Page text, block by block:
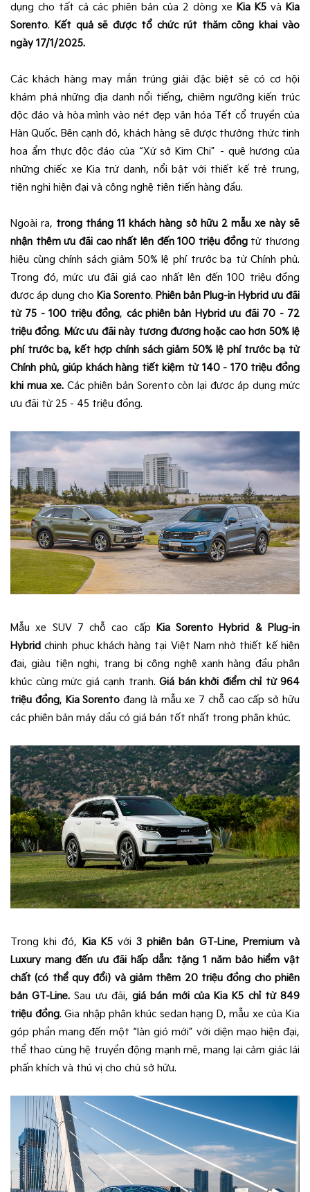
dụng cho tất cả các phiên bản của 2 dòng xe Kia K5 và Kia
Sorento. Kết quả sẽ được tổ chức rút thăm công khai vào
ngày 17/1/2025.
Các khách hàng may mắn trúng giải đặc biệt sẽ có cơ hội
khám phá những địa danh nổi tiếng, chiêm ngưỡng kiến trúc
độc đáo và hòa mình vào nét đẹp văn hóa Tết cổ truyền của
Hàn Quốc. Bên cạnh đó, khách hàng sẽ được thưởng thức tinh
hoa ẩm thực độc đáo của “Xứ sở Kim Chi” – quê hương của
những chiếc xe Kia trứ danh, nổi bật với thiết kế trẻ trung,
tiện nghi hiện đại và công nghệ tiên tiến hàng đầu.
Ngoài ra, trong tháng 11 khách hàng sở hữu 2 mẫu xe này sẽ
nhận thêm ưu đãi cao nhất lên đến 100 triệu đồngtừ thương
hiệu cùng chính sách giảm 50% lệ phí trước bạ từ Chính phủ.
Trong đó, mức ưu đãi giá cao nhất lên đến 100 triệu đồng
được áp dụng cho Kia Sorento. Phiên bản Plug-in Hybrid ưu đãi
từ 75 - 100 triệu đồng, các phiên bản Hybrid ưu đãi 70 - 72
triệu đồng. Mức ưu đãi này tương đương hoặc cao hơn 50% lệ
phí trước bạ, kết hợp chính sách giảm 50% lệ phí trước bạ từ
Chính phủ, giúp khách hàng tiết kiệm từ 140 - 170 triệu đồng
khi mua xe.Các phiên bản Sorento còn lại được áp dụng mức
ưu đãi từ 25 - 45 triệu đồng.
Mẫu xe SUV 7 chỗ cao cấp
Kia Sorento Hybrid & Plug-in
Hybrid chinh phục khách hàng tại Việt Nam nhờ thiết kế hiện
đại, giàu tiện nghi, trang bị công nghệ xanh hàng đầu phân
khúc cùng mức giá cạnh tranh. Giá bán khởi điểm chỉ từ 964
triệu đồng, Kia Sorento đang là mẫu xe 7 chỗ cao cấp sở hữu
các phiên bản máy dầu có giá bán tốt nhất trong phân khúc.
Trong khi đó, Kia K5với3 phiên bản GT-Line, Premium và
Luxury mang đến ưu đãi hấp dẫn: tặng 1 năm bảo hiểm vật
chất (có thể quy đổi) và giảm thêm 20 triệu đồng cho phiên
bản GT-Line. Sau ưu đãi,giá bán mới của Kia K5 chỉ từ 849
triệu đồng. Gia nhập phân khúc sedan hạng D, mẫu xe của Kia
góp phần mang đến một “làn gió mới” với diện mạo hiện đại,
thể thao cùng hệ truyền động mạnh mẽ, mang lại cảm giác lái
phấn khích và thú vị cho chủ sở hữu.